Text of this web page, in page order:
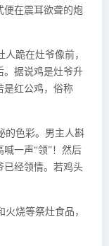
便在震耳欲聋的炮
跪在灶爷像前，
。据说鸡是灶爷升
是红公鸡，俗称
的色彩。男主人斟
一声“领”！然后
已经领情。若鸡头
烧等祭灶食品，